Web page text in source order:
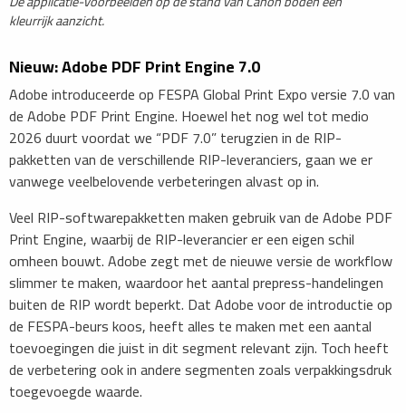
kleurrijk aanzicht.
Nieuw: Adobe PDF Print Engine 7.0
Adobe introduceerde op FESPA Global Print Expo versie 7.0 van
de Adobe PDF Print Engine. Hoewel het nog wel tot medio
2026 duurt voordat we “PDF 7.0” terugzien in de RIP-
pakketten van de verschillende RIP-leveranciers, gaan we er
vanwege veelbelovende verbeteringen alvast op in.
Veel RIP-softwarepakketten maken gebruik van de Adobe PDF
Print Engine, waarbij de RIP-leverancier er een eigen schil
omheen bouwt. Adobe zegt met de nieuwe versie de workflow
slimmer te maken, waardoor het aantal prepress-handelingen
buiten de RIP wordt beperkt. Dat Adobe voor de introductie op
de FESPA-beurs koos, heeft alles te maken met een aantal
toevoegingen die juist in dit segment relevant zijn. Toch heeft
de verbetering ook in andere segmenten zoals verpakkingsdruk
toegevoegde waarde.